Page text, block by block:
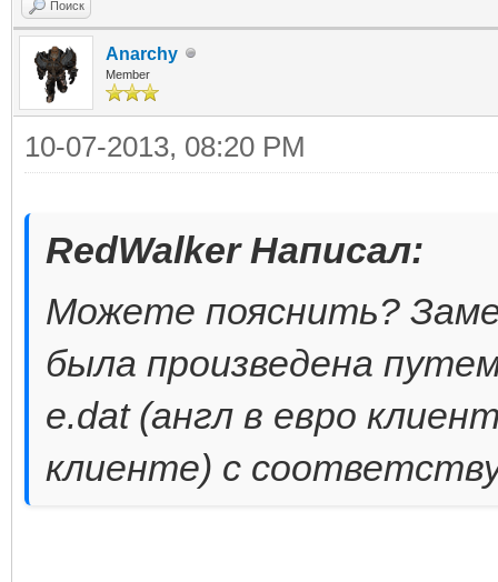
Поиск
Anarchy
Member
10-07-2013, 08:20 PM
RedWalker Написал:
Можете пояснить?
была произведена
e.dat (англ в евро
клиенте) с